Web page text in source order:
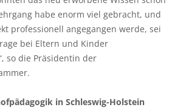
EIP-Förderung
der Tierhaltung
den ökologischen Landbau
habe enorm viel gebracht, und
professionell angegangen werde, sei
bei Eltern und Kinder
so die Präsidentin der
in Schleswig-Holstein